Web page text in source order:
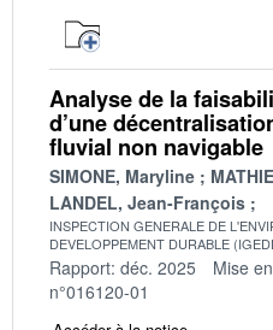
Analyse de la
d’une
fluvial non navigable
SIMONE, Maryline
LANDEL, Jean-François
INSPECTION GENERALE DE
DEVELOPPEMENT DURABLE
Rapport: déc. 2025 Mise
n°016120-01